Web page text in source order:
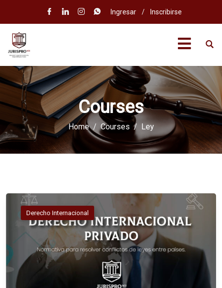
Ingresar / Inscribirse
Courses
Home Courses Ley
Derecho Internacional